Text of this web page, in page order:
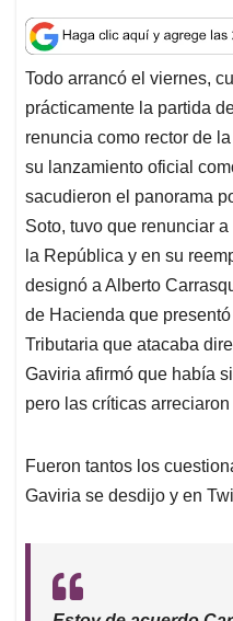
a
t
s
A
p
p
c
e
b
o
o
k
n
k
e
d
I
n
a
i
l
Todo arrancó el viernes,
prácticamente la partida
renuncia como rector de
su lanzamiento oficial
sacudieron el panorama
Soto, tuvo que renunciar
la República y en su
designó a Alberto
de Hacienda que
Tributaria que atacaba
Gaviria afirmó que había
pero las críticas